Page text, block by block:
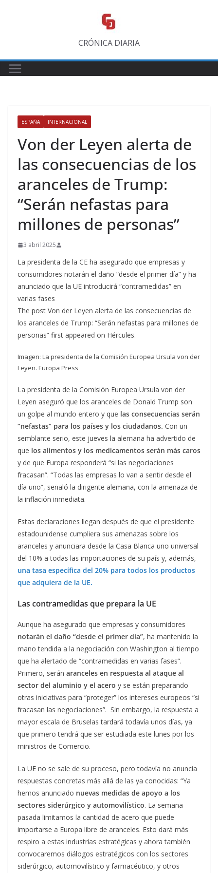
CRÓNICA DIARIA
ESPAÑA INTERNACIONAL
Von der Leyen alerta de
las consecuencias de los
aranceles de Trump:
“Serán nefastas para
millones de personas”
3 abril 2025
La presidenta de la CE ha asegurado que empresas y
consumidores notarán el daño “desde el primer día” y ha
anunciado que la UE introducirá “contramedidas” en
varias fases
The post Von der Leyen alerta de las consecuencias de
los aranceles de Trump: “Serán nefastas para millones de
personas” first appeared on Hércules.
Imagen: La presidenta de la Comisión Europea Ursula von der
Leyen. Europa Press
La presidenta de la Comisión Europea Ursula von der
Leyen aseguró que los aranceles de Donald Trump son
un golpe al mundo entero y que las consecuencias serán
“nefastas” para los países y los ciudadanos. Con un
semblante serio, este jueves la alemana ha advertido de
que los alimentos y los medicamentos serán más caros
y de que Europa responderá “si las negociaciones
fracasan”. “Todas las empresas lo van a sentir desde el
día uno”, señaló la dirigente alemana, con la amenaza de
la inflación inmediata.
Estas declaraciones llegan después de que el presidente
estadounidense cumpliera sus amenazas sobre los
aranceles y anunciara desde la Casa Blanca uno universal
del 10% a todas las importaciones de su país y, además,
una tasa específica del 20% para todos los productos
que adquiera de la UE.
Las contramedidas que prepara la UE
Aunque ha asegurado que empresas y consumidores
notarán el daño “desde el primer día”, ha mantenido la
mano tendida a la negociación con Washington al tiempo
que ha alertado de “contramedidas en varias fases”.
Primero, serán aranceles en respuesta al ataque al
sector del aluminio y el acero y se están preparando
otras iniciativas para “proteger” los intereses europeos “si
fracasan las negociaciones”. Sin embargo, la respuesta a
mayor escala de Bruselas tardará todavía unos días, ya
que primero tendrá que ser estudiada este lunes por los
ministros de Comercio.
La UE no se sale de su proceso, pero todavía no anuncia
respuestas concretas más allá de las ya conocidas: “Ya
hemos anunciado nuevas medidas de apoyo a los
sectores siderúrgico y automovilístico. La semana
pasada limitamos la cantidad de acero que puede
importarse a Europa libre de aranceles. Esto dará más
respiro a estas industrias estratégicas y ahora también
convocaremos diálogos estratégicos con los sectores
siderúrgico, automovilístico y farmacéutico, y otros